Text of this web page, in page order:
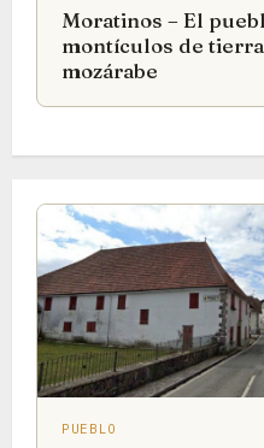
Moratinos – El
montículos de
mozárabe
PUEBLO